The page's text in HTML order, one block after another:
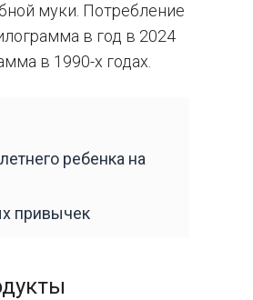
муки. Потребление
в год в 2024
в 1990-х годах.
ребенка на
привычек